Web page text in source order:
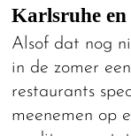
Karlsruhe en
Alsof dat nog
in de zomer
restaurants
meenemen op